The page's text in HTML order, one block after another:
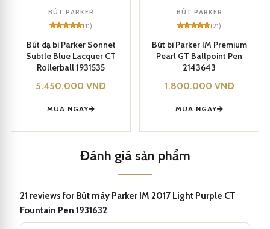
Việc sử dụng đầu viết bằng thép không gỉ giúp cho việc viết dễ
dàng và mượt mà.
Fountain Pen 1931632 tạo nên vẻ đẹp thời thượng và tinh tế.
BÚT PARKER
out of 5
based on
customer
(11)
Bút dạ bi Parker Sonnet
Subtle Blue Lacquer CT
Rollerball 1931535
5.450.000 VNĐ
MUA NGAY
BÚT PARKER
out of 5
based on
customer
(21)
Bút bi Parker IM Premium
Pearl GT Ballpoint Pen
2143643
1.800.000 VNĐ
MUA NGAY
Đánh giá sản phẩm
21 reviews for Bút máy Parker IM 2017 Light Purple CT
Fountain Pen 1931632